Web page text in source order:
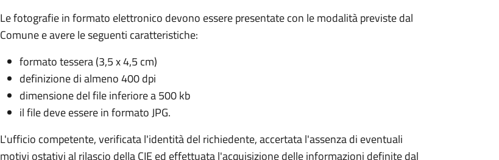
Le fotografie in formato elettronico devono essere presentate con le modalità previste dal
Comune e avere le seguenti caratteristiche:
formato tessera (3,5 x 4,5 cm)
definizione di almeno 400 dpi
dimensione del file inferiore a 500 kb
il file deve essere in formato JPG.
L'ufficio competente, verificata l'identità del richiedente, accertata l'assenza di eventuali
motivi ostativi al rilascio della CIE ed effettuata l'acquisizione delle informazioni definite dal